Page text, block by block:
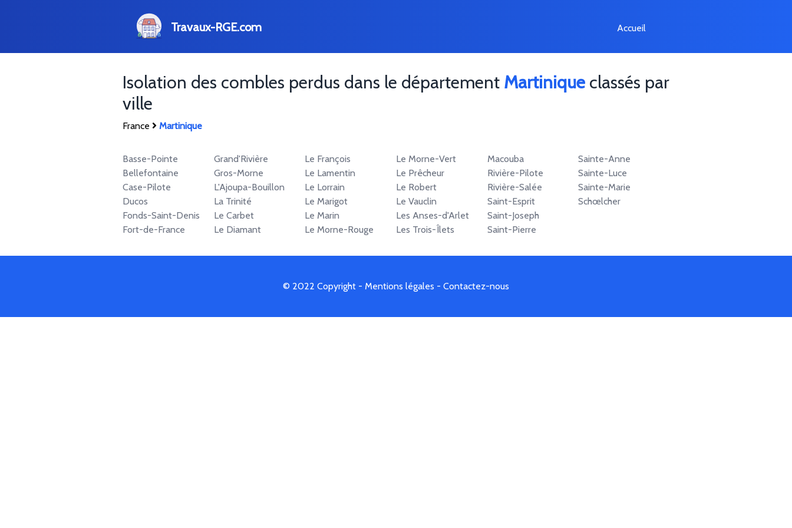
Travaux-RGE.com Accueil
Isolation des combles perdus dans le département Martinique classés par
ville
France Martinique
Basse-Pointe
Bellefontaine
Case-Pilote
Ducos
Fonds-Saint-Denis
Fort-de-France
Grand'Rivière
Gros-Morne
L'Ajoupa-Bouillon
La Trinité
Le Carbet
Le Diamant
Le François
Le Lamentin
Le Lorrain
Le Marigot
Le Marin
Le Morne-Rouge
Le Morne-Vert
Le Prêcheur
Le Robert
Le Vauclin
Les Anses-d'Arlet
Les Trois-Îlets
Macouba
Rivière-Pilote
Rivière-Salée
Saint-Esprit
Saint-Joseph
Saint-Pierre
Sainte-Anne
Sainte-Luce
Sainte-Marie
Schœlcher
© 2022 Copyright - Mentions légales - Contactez-nous